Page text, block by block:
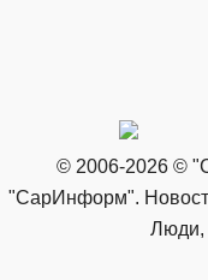
© 2006-2026 ©
"СарИнформ".
Люди,